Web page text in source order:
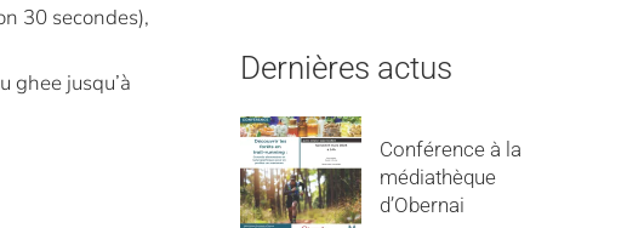
30 secondes),
ghee jusqu’à
Dernières actus
Conférence à la
médiathèque
d’Obernai